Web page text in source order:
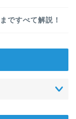
ですべて解説！